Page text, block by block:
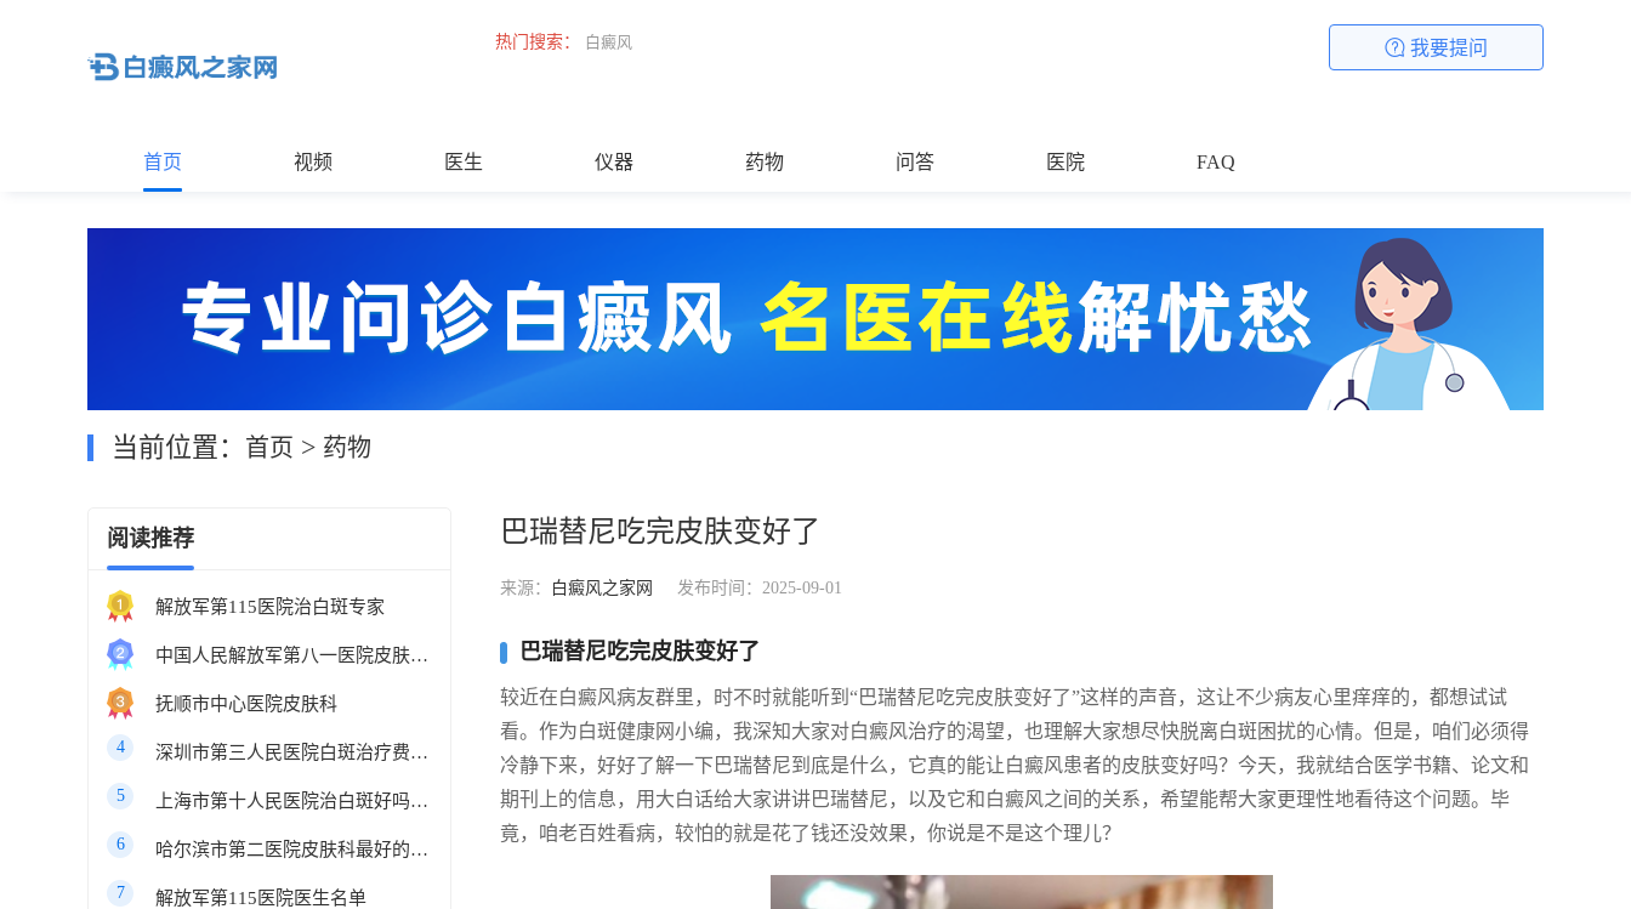
热门搜索： 白癜风 我要提问
首页 视频 医生 仪器 药物 问答 医院 FAQ
当前位置： 首页 > 药物
阅读推荐
解放军第115医院治白斑专家
中国人民解放军第八一医院皮肤科最好的医生
抚顺市中心医院皮肤科
4 深圳市第三人民医院白斑治疗费用多少
5 上海市第十人民医院治白斑好吗知乎
6 哈尔滨市第二医院皮肤科最好的医生
7 解放军第115医院医生名单
巴瑞替尼吃完皮肤变好了
来源： 白癜风之家网 发布时间：2025-09-01
巴瑞替尼吃完皮肤变好了
较近在白癜风病友群里，时不时就能听到“巴瑞替尼吃完皮肤变好了”这样的声音，这让不少病友心里痒痒的，都想试试
看。作为白斑健康网小编，我深知大家对白癜风治疗的渴望，也理解大家想尽快脱离白斑困扰的心情。但是，咱们必须得
冷静下来，好好了解一下巴瑞替尼到底是什么，它真的能让白癜风患者的皮肤变好吗？今天，我就结合医学书籍、论文和
期刊上的信息，用大白话给大家讲讲巴瑞替尼，以及它和白癜风之间的关系，希望能帮大家更理性地看待这个问题。毕
竟，咱老百姓看病，较怕的就是花了钱还没效果，你说是不是这个理儿？